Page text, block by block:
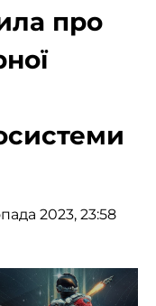
про
2023, 23:58